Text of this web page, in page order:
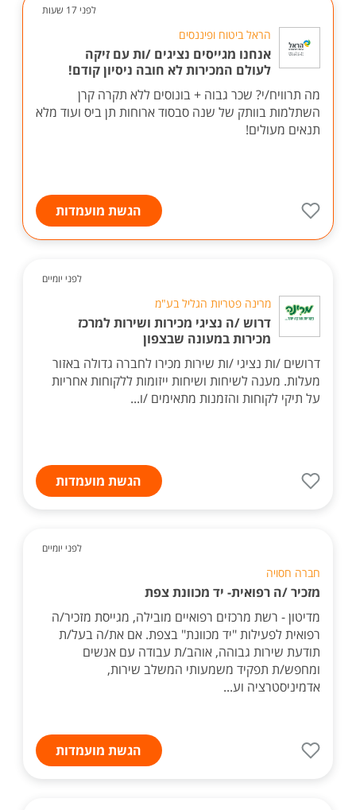
לפני 17 שעות
הראל ביטוח ופיננסים
אנחנו מגייסים נציגים /ות עם זיקה
לעולם המכירות לא חובה ניסיון קודם!
מה תרוויח/י? שכר גבוה + בונוסים ללא תקרה קרן
השתלמות בוותק של שנה סבסוד ארוחות תן ביס ועוד מלא
תנאים מעולים!
הגשת מועמדות
לפני יומיים
מרינה פטריות הגליל בע"מ
דרוש /ה נציגי מכירות ושירות למרכז
מכירות במעונה שבצפון
דרושים /ות נציגי /ות שירות מכירו לחברה גדולה באזור
מעלות. מענה לשיחות ושיחות ייזומות ללקוחות אחריות
על תיקי לקוחות והזמנות מתאימים /ו...
הגשת מועמדות
לפני יומיים
חברה חסויה
מזכיר /ה רפואית- יד מכוונת צפת
מדיטון - רשת מרכזים רפואיים מובילה, מגייסת מזכיר/ה
רפואית לפעילות "יד מכוונת" בצפת. אם את/ה בעל/ת
תודעת שירות גבוהה, אוהב/ת עבודה עם אנשים
ומחפש/ת תפקיד משמעותי המשלב שירות,
אדמיניסטרציה וע...
הגשת מועמדות